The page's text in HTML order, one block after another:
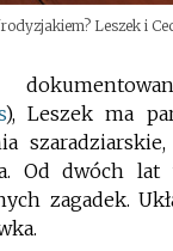
Leszek i
), Leszek ma
Od dwóch lat
zagadek.